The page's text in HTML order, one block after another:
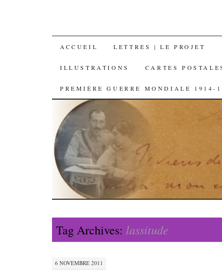
SKIP
TO
CONTENT
ACCUEIL LETTRES | LE PROJET
ILLUSTRATIONS CARTES
PREMIÈRE GUERRE MONDIALE 1914-
Tag Archives: lassitude
6 NOVEMBRE 2011